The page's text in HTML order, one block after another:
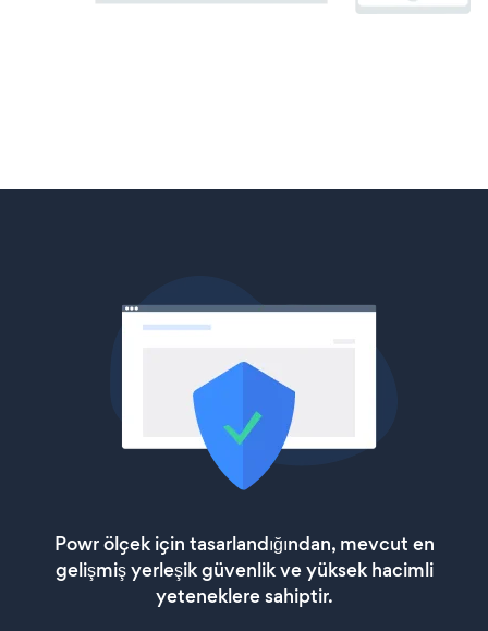
Powr ölçek için tasarlandığından, mevcut en
gelişmiş yerleşik güvenlik ve yüksek hacimli
yeteneklere sahiptir.